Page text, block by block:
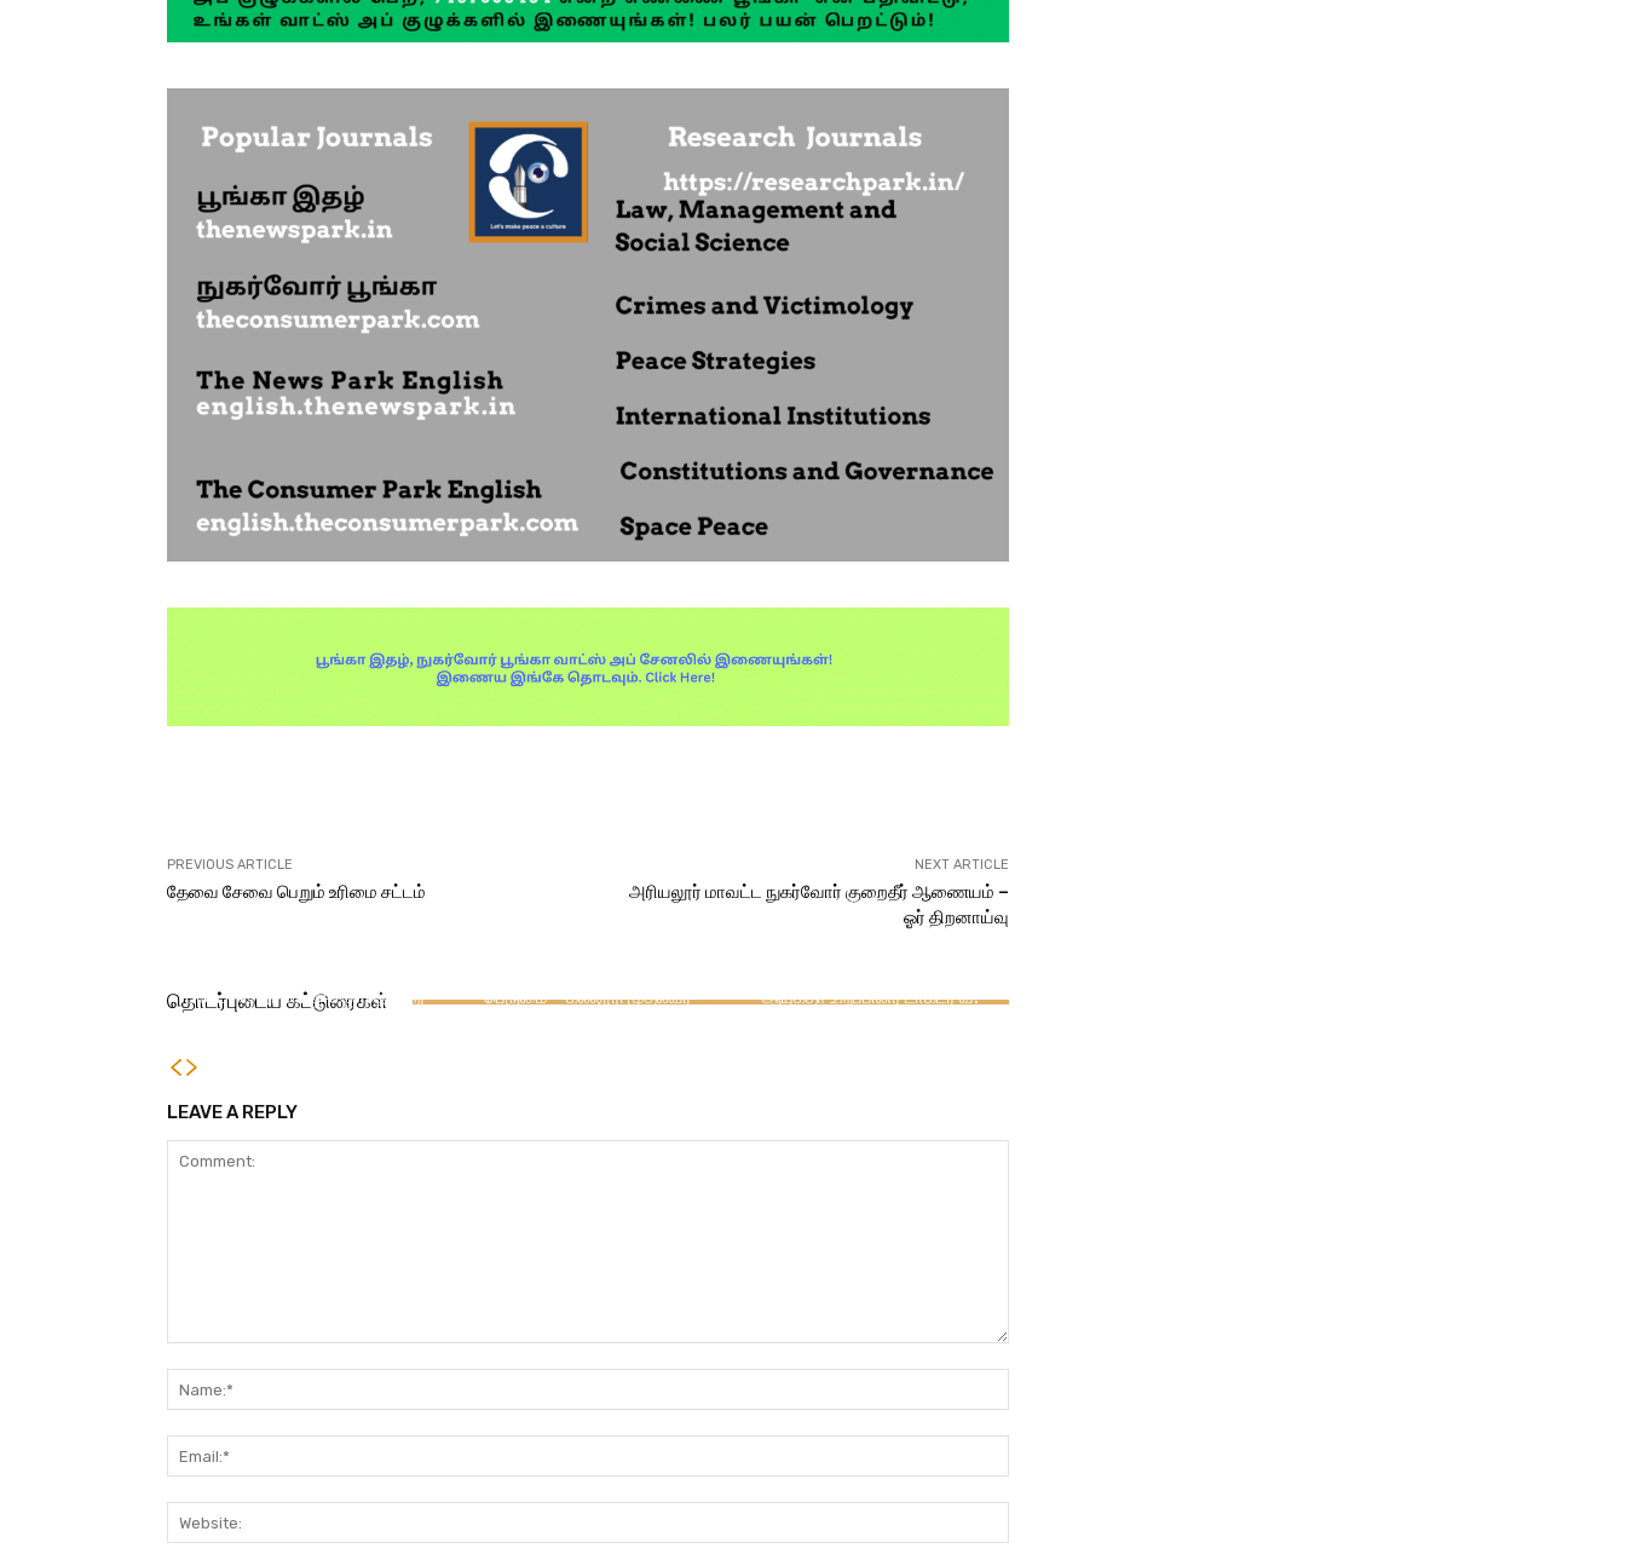
PREVIOUS ARTICLE
தேவை சேவை பெறும் உரிமை சட்டம்
NEXT ARTICLE
அரியலூர் மாவட்ட நுகர்வோர் குறைதீர் ஆணையம் –
ஓர் திறனாய்வு
தொடர்புடைய கட்டுரைகள்
டாக்டர் வீ. ராமராஜுக்கு மதிப்புறு
முனைவர் பட்டம் (D.Sc.)
பெருமை – கல்லூரி முதல்வர்
அறிவு பூங்கா
கல்வியும் வேலை வாய்ப்புகளும்
ஆயுக்தா உறுப்பினர் டாக்டர் வீ.
LEAVE A REPLY